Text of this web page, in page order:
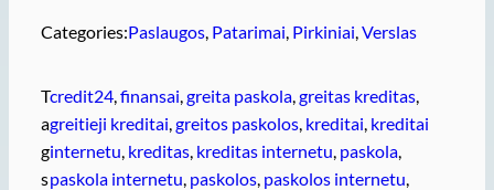
Categories:Paslaugos, Patarimai, Pirkiniai, Verslas
T
a
g
s
credit24 , finansai , greita paskola , greitas kreditas
greitieji kreditai , greitos paskolos kreditai kreditai
internetu kreditas kreditas internetu paskola
paskola internetu paskolos paskolos internetu